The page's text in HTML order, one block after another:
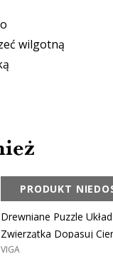
wilgotną
Drewniane Puzzle
Zwierzątka Dopasuj
VIGA
PRODUKT